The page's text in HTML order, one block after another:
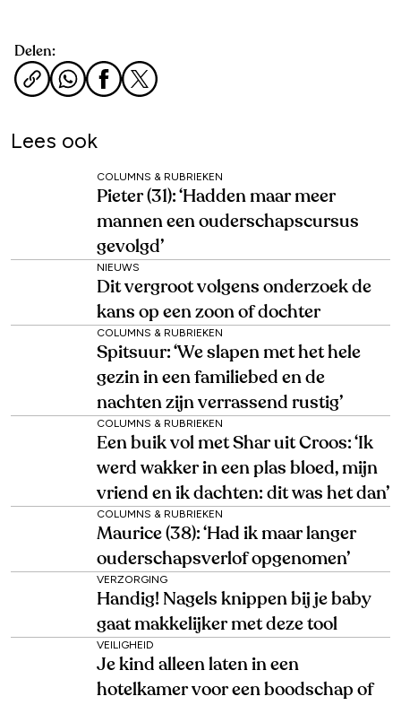
Delen:
Lees ook
COLUMNS & RUBRIEKEN
Pieter (31): ‘Hadden maar meer
mannen een ouderschapscursus
gevolgd’
NIEUWS
Dit vergroot volgens onderzoek de
kans op een zoon of dochter
COLUMNS & RUBRIEKEN
Spitsuur: ‘We slapen met het hele
gezin in een familiebed en de
nachten zijn verrassend rustig’
COLUMNS & RUBRIEKEN
Een buik vol met Shar uit Croos: ‘Ik
werd wakker in een plas bloed, mijn
vriend en ik dachten: dit was het dan’
COLUMNS & RUBRIEKEN
Maurice (38): ‘Had ik maar langer
ouderschapsverlof opgenomen’
VERZORGING
Handig! Nagels knippen bij je baby
gaat makkelijker met deze tool
VEILIGHEID
Je kind alleen laten in een
hotelkamer voor een boodschap of